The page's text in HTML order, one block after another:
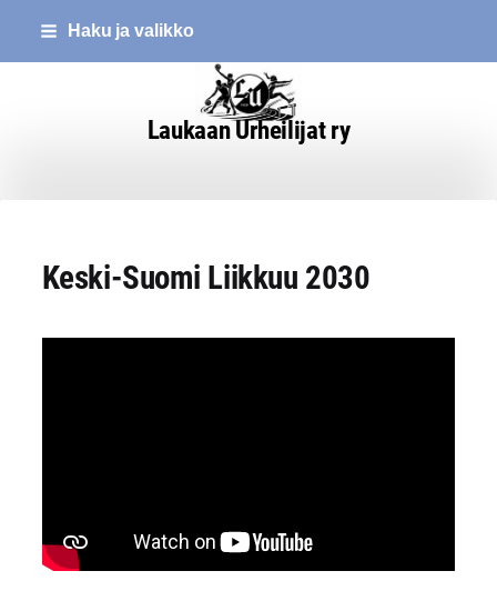
Siirry
Haku ja valikko
Laukaan Urheilijat ry
Keski-Suomi Liikkuu 2030